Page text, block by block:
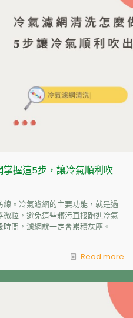
握這5步，讓冷氣順利吹
。冷氣濾網的主要功能，就是過
粒，避免這些髒污直接跑進冷氣
間，濾網就一定會累積灰塵。
Read more